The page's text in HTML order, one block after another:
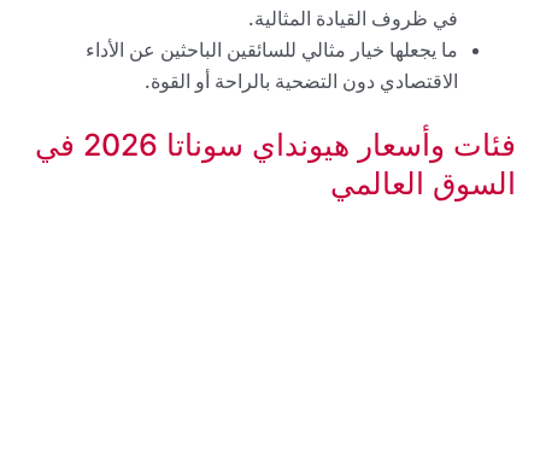
في ظروف القيادة المثالية.
ما يجعلها خيار مثالي للسائقين الباحثين عن الأداء
الاقتصادي دون التضحية بالراحة أو القوة.
فئات وأسعار هيونداي سوناتا 2026 في
السوق العالمي